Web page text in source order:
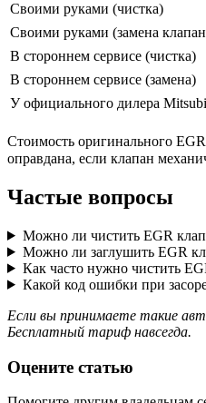
Своими руками (чистка)
Своими руками (замена
В стороннем сервисе (чистка)
В стороннем сервисе (замена)
У официального дилера
Стоимость оригинального
оправдана, если клапан
Частые вопросы
Можно ли чистить EGR
Можно ли заглушить EGR
Как часто нужно чистить
Какой код ошибки при
Если вы принимаете такие
Бесплатный тариф навсегда.
Оцените статью